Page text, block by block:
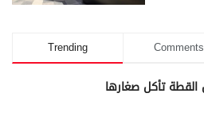
Trending Comments